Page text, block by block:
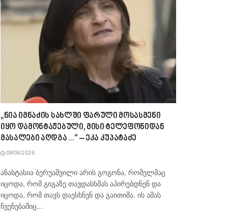
„ნია იმნაძის სახლში ფარული მოსასმენი
იყო დამონტაჟებული, მისი ტელეფონიდან
მასალები აღდგა…“ – ეკა კუპატაძე
08/06/2026
ანასტასია ბერუაშვილი არის გოგონა, რომელმაც
იცოდა, რომ გიგაზე თავდასხმას აპირებდნენ და
იცოდა, რომ თავს დაესხნენ და გაითიშა. ის ამას
ჩვენებაშიც...